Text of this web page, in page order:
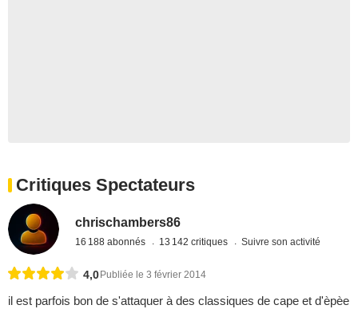
Critiques Spectateurs
chrischambers86
16 188 abonnés 13 142 critiques Suivre son activité
4,0 Publiée le 3 février 2014
il est parfois bon de s'attaquer à des classiques de cape et d'èpèe